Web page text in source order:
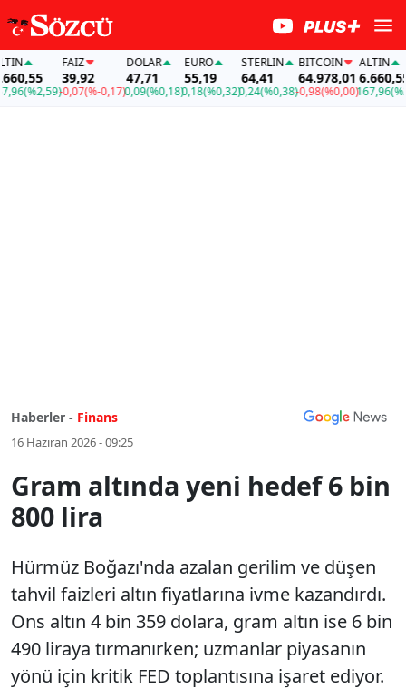
(%2,59)
FAİZ
39,92
-0,07(%-0,17)
DOLAR
47,71
0,09(%0,18)
EURO
55,19
0,18(%0,32)
STERLIN
64,41
0,24(%0,38)
BITCOIN
64.978,01
-0,98(%0,00)
ALTIN
6.660,55
167,96
Haberler - Finans
16 Haziran 2026 - 09:25
Gram altında yeni hedef 6 bin
800 lira
Hürmüz Boğazı'nda azalan gerilim ve düşen
tahvil faizleri altın fiyatlarına ivme kazandırdı.
Ons altın 4 bin 359 dolara, gram altın ise 6 bin
490 liraya tırmanırken; uzmanlar piyasanın
yönü için kritik FED toplantısına işaret ediyor.